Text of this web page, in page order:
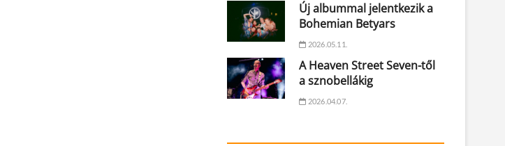
Új albummal jelentkezik a
Bohemian Betyars
2026.05.11.
A Heaven Street Seven-től
a sznobellákig
2026.04.07.